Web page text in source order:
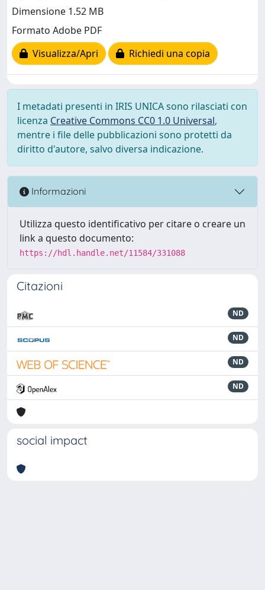
Dimensione 1.52 MB
Formato Adobe PDF
Visualizza/Apri
Richiedi una copia
I metadati presenti in IRIS UNICA sono rilasciati con
licenza Creative Commons CC0 1.0 Universal,
mentre i file delle pubblicazioni sono protetti da
diritto d'autore, salvo diversa indicazione.
Informazioni
Utilizza questo identificativo per citare o creare un
link a questo documento:
https://hdl.handle.net/11584/331088
Citazioni
ND
ND
ND
ND
social impact